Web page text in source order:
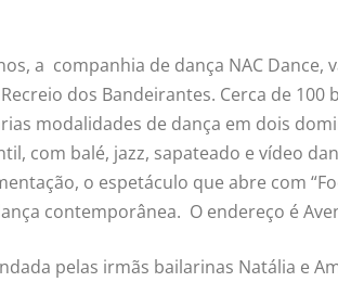
a companhia de dança NAC
dos Bandeirantes. Cerca de
modalidades de dança em dois
com balé, jazz, sapateado e vídeo
o espetáculo que abre com
contemporânea. O endereço é
pelas irmãs bailarinas Natália e